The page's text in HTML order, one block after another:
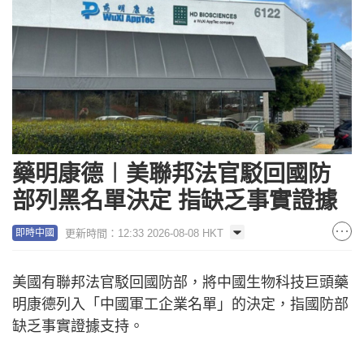
藥明康德︱美聯邦法官駁回國防
部列黑名單決定 指缺乏事實證據
即時中國 更新時間：12:33 2026-08-08 HKT
美國有聯邦法官駁回國防部，將中國生物科技巨頭藥
明康德列入「中國軍工企業名單」的決定，指國防部
缺乏事實證據支持。